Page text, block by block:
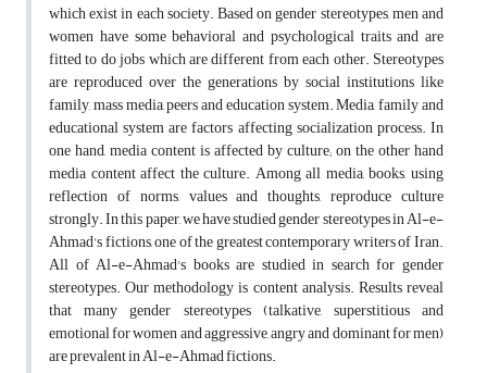
which exist in each society. Based on gender stereotypes, men and
women have some behavioral and psychological traits and are
fitted to do jobs which are different from each other. Stereotypes
are reproduced over the generations by social institutions like
family, mass media, peers and education system. Media, family and
educational system are factors affecting socialization process. In
one hand, media content is affected by culture; on the other hand
media content affect the culture. Among all media, books, using
reflection of norms, values and thoughts, reproduce culture
strongly. In this paper, we have studied gender stereotypes in Al-e-
Ahmad's fictions, one of the greatest contemporary writers of Iran.
All of Al-e-Ahmad's books are studied in search for gender
stereotypes. Our methodology is content analysis. Results reveal
that many gender stereotypes (talkative, superstitious and
emotional for women and aggressive, angry and dominant for men)
are prevalent in Al-e-Ahmad fictions.